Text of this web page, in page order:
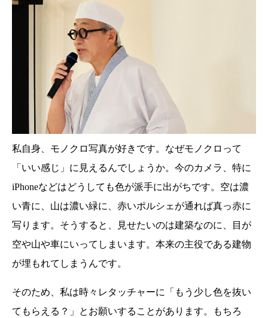
私自身、モノクロ写真が好きです。なぜモノクロって
「いい感じ」に見えるんでしょうか。今のカメラ、特に
iPhoneなどはどうしても色が派手に出がちです。空は濃
い青に、山は濃い緑に、赤いポルシェが通れば真っ赤に
写ります。そうすると、見せたいのは建築なのに、目が
空や山や車にいってしまいます。本来の主役である建物
が埋もれてしまうんです。
そのため、私は時々レタッチャーに「もう少し色を抜い
てもらえる？」とお願いすることがあります。もちろ